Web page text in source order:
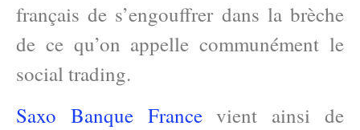
français de s’engouffrer dans la brèche
de ce qu’on appelle communément le
social trading.
Saxo Banque Francevient ainsi de